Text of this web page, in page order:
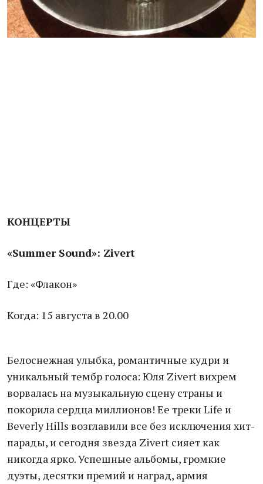
КОНЦЕРТЫ
«Summer Sound»: Zivert
Где: «Флакон»
Когда: 15 августа в 20.00
Белоснежная улыбка, романтичные кудри и
уникальный тембр голоса: Юля Zivert вихрем
ворвалась на музыкальную сцену страны и
покорила сердца миллионов! Ее треки Life и
Beverly Hills возглавили все без исключения хит-
парады, и сегодня звезда Zivert сияет как
никогда ярко. Успешные альбомы, громкие
дуэты, десятки премий и наград, армия